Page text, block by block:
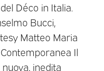
Déco in Italia.
Bucci,
Matteo Maria
Il
inedita